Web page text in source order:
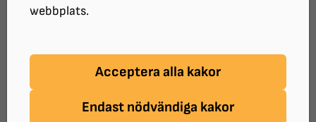
webbplats.
Acceptera alla kakor
Endast nödvändiga kakor
PLATS:
ARRANGÖR:
Unga med synnedsättning (US) i samarbete med
Parasport Sörmland, Synskadades Riksförbund
(SRF), Svenska Parasportförbundet,och